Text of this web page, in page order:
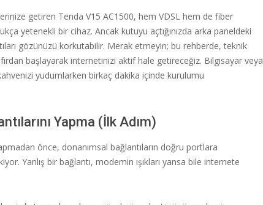
getiren Tenda V15 AC1500, hem VDSL hem de fiber
yetenekli bir cihaz. Ancak kutuyu açtığınızda arka paneldeki
gözünüzü korkutabilir. Merak etmeyin; bu rehberde, teknik
başlayarak internetinizi aktif hale getireceğiz. Bilgisayar veya
kahvenizi yudumlarken birkaç dakika içinde kurulumu
Yapma (İlk Adım)
önce, donanımsal bağlantıların doğru portlara
Yanlış bir bağlantı, modemin ışıkları yansa bile internete